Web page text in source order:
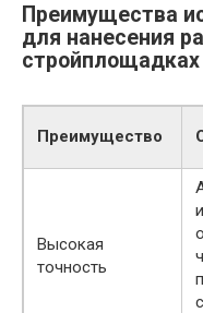
Преимущества
для нанесения
стройплощадках
Преимущество
Высокая
точность